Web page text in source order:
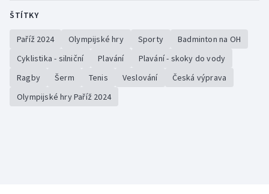
ŠTÍTKY
Paříž 2024 Olympijské hry Sporty
Badminton na OH
Cyklistika - silniční
Plavání
Plavání - skoky do vody
Ragby
Šerm Tenis Veslování
Česká výprava
Olympijské hry Paříž 2024